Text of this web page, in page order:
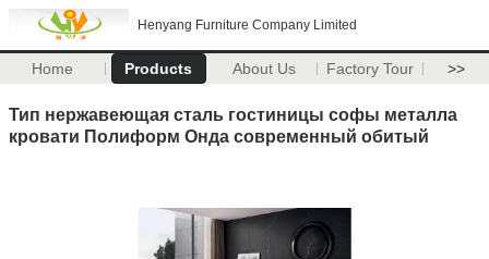
Henyang Furniture Company Limited
Home Products About Us Factory Tour >>
Тип нержавеющая сталь гостиницы софы металла
кровати Полиформ Онда современный обитый